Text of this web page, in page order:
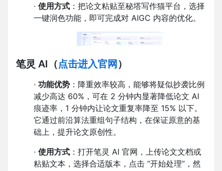
· 使用方式 ：把论文粘贴至秘塔写作猫平台，选择
一键润色功能，即可完成对 AIGC 内容的优化。
笔灵 AI （点击进入官网 ）
· 功能优势 ：降重效率较高，能够将疑似抄袭比例
减少高达 60%，可在 2 分钟内显著降低论文 AI
痕迹率，1 分钟内让论文重复率降至 15% 以下。
它通过前沿算法重组句子结构，在保证原意的基
础上，提升论文原创性。
· 使用方式 ：打开笔灵 AI 官网，上传论文文档或
粘贴文本，选择合适版本，点击 “开始处理”，然